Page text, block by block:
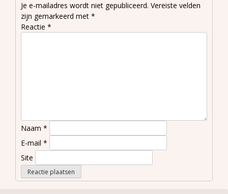
Je e-mailadres wordt niet gepubliceerd. Vereiste velden
zijn gemarkeerd met *
Reactie *
Naam *
E-mail *
Site